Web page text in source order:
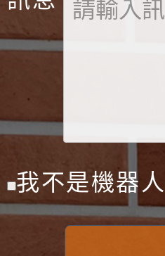
我不是機器人